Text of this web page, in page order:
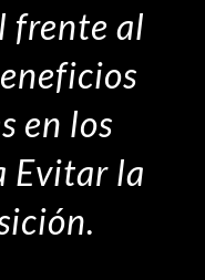
frente al
en los
Evitar la